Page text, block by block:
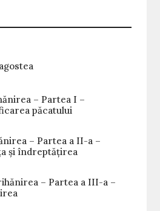
– Partea I –
păcatului
– Partea a II-a –
și îndreptățirea
– Partea a III-a –